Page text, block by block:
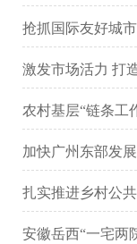
议 ——以广汽集
抢抓国际友好城
激发市场活力 打
农村基层“链条工
加快广州东部发
扎实推进乡村公
安徽岳西“一宅两